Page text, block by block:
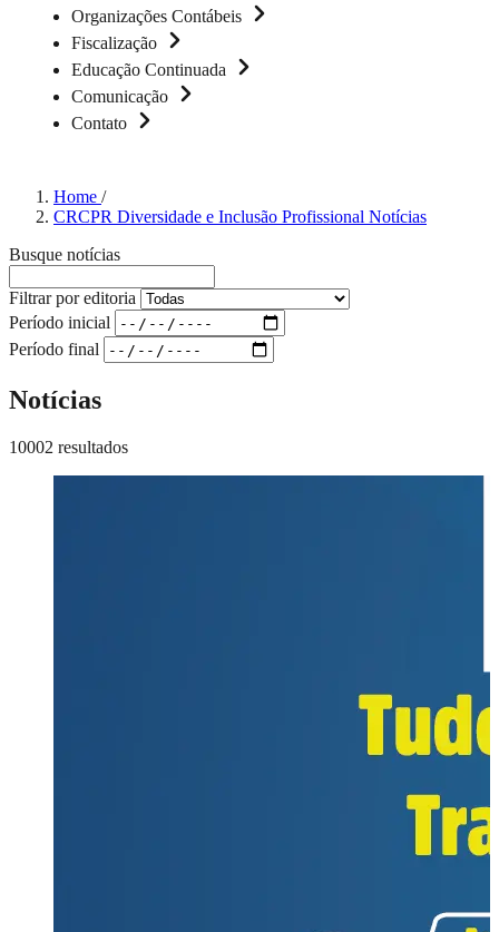
Organizações Contábeis
Fiscalização
Educação Continuada
Comunicação
Contato
Home /
CRCPR Diversidade e Inclusão Profissional Notícias
Busque notícias
Filtrar por editoria
Período inicial
Período final
Notícias
10002 resultados